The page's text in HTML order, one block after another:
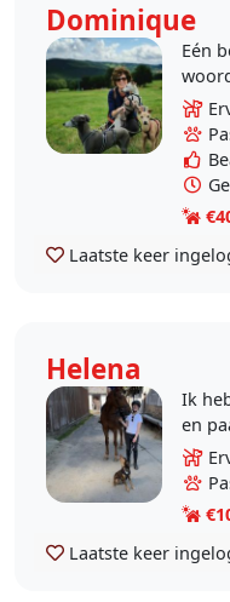
Dominique
Eén
en
wie
Laatste keer
Helena
Ik
en
heel
goed
van
Laatste keer